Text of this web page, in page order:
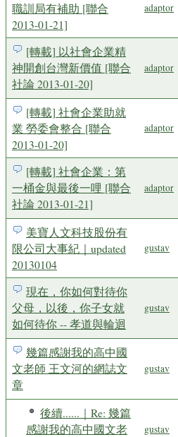
職訓局有補助 [聯合
2013-01-21]
adaptor
[轉載] 以社會企業精
神開創台灣新價值 [聯合
社論 2013-01-20]
adaptor
[轉載] 社會企業助就
業 勞委會整合 [聯合
2013-01-20]
adaptor
[轉載] 社會企業：第
一桶金與最後一哩 [聯合
社論 2013-01-21]
adaptor
美寶人文科技股份有
限公司大事紀｜updated
20130104
gustav
現在，你如何對待你
父母，以後，你子女就
如何待你 -- 孝道與輪迴
gustav
幾篇感謝我的高中國
文老師 王文河的網誌文
章
gustav
後續......｜Re: 幾篇
感謝我的高中國文老
gustav